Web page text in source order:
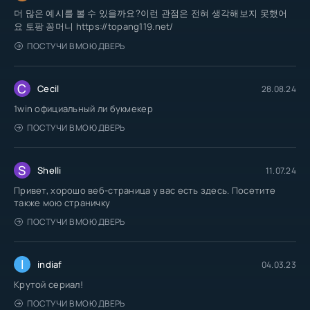
더 많은 예시를 볼 수 있을까요?이런 관점은 전혀 생각해보지 못했어
요 토팡 꽁머니 https://topang119.net/
ПОСТУЧИ В МОЮ ДВЕРЬ
C Cecil 28.08.24
1win официальный ли букмекер
ПОСТУЧИ В МОЮ ДВЕРЬ
S Shelli 11.07.24
Привет, хорошо веб-страница у вас есть здесь. Посетите
также мою страничку
ПОСТУЧИ В МОЮ ДВЕРЬ
I indiaf 04.03.23
Крутой сериал!
ПОСТУЧИ В МОЮ ДВЕРЬ